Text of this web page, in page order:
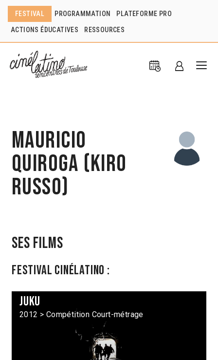
FESTIVAL PROGRAMMATION PLATEFORME PRO
ACTIONS ÉDUCATIVES RESSOURCES
Mauricio
Quiroga (Kiro
Russo)
Ses films
Festival Cinélatino :
Juku
2012 > Compétition Court-métrage